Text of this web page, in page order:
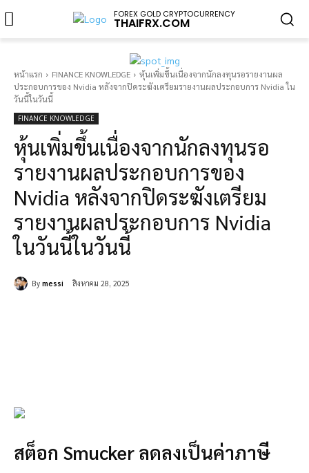
FOREX GOLD CRYPTOCURRENCY
THAIFRX.COM
หน้าแรก FINANCE KNOWLEDGE
หุ้นเพิ่มขึ้นเนื่องจากนักลงทุนรอรายงานผล
ประกอบการของ Nvidia หลังจากปิดระฆังเตรียมรายงานผลประกอบการ Nvidia ใน
วันนี้ในวันนี้
FINANCE KNOWLEDGE
หุ้นเพิ่มขึ้นเนื่องจากนักลงทุนรอ
รายงานผลประกอบการของ
Nvidia หลังจากปิดระฆังเตรียม
รายงานผลประกอบการ Nvidia
ในวันนี้ในวันนี้
By messi สิงหาคม 28, 2025
สต็อก Smucker ลดลงเป็นค่าภาษี